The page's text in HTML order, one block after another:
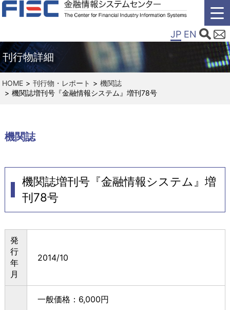
JP EN
刊行物詳細
HOME 刊行物・レポート
機関誌
機関誌増刊号『金融情報システム』増刊78号
機関誌
機関誌増刊号『金融情報システム』増
刊78号
発
行
年
月
2014/10
一般価格：6,000円